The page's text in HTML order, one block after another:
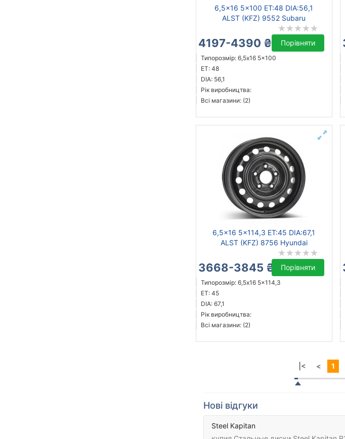
6,5x16 5x100 ET:48 DIA:56,1
ALST (KFZ) 9552 Subaru
4197-4390 ₴ Порівняти
Типорозмір: 6,5x16 5x100
ET: 48
DIA: 56,1
Рік виробництва:
Всі магазини: (2)
6,5x16 5x114,3 ET:45 DIA:67,1
ALST (KFZ) 8756 Hyundai
3668-3845 ₴ Порівняти
Типорозмір: 6,5x16 5x114,3
ET: 45
DIA: 67,1
Рік виробництва:
Всі магазини: (2)
|< < 1
Нові відгуки
Steel Kapitan